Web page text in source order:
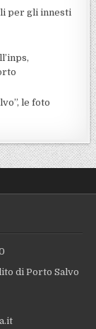
per gli innesti
le foto
di Porto Salvo